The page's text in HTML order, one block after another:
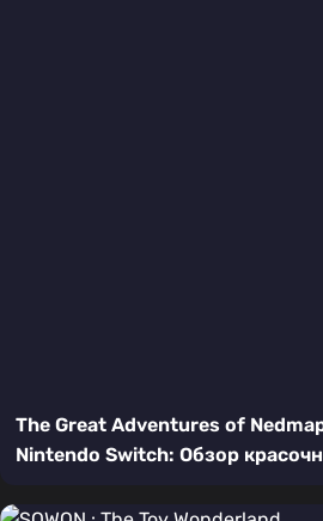
The Great Adventures of
Nintendo Switch: Обзор